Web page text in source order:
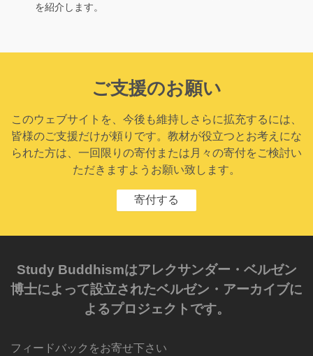
を紹介します。
ご支援のお願い
このウェブサイトを、今後も維持しさらに拡充するには、
皆様のご支援だけが頼りです。教材が役立つとお考えにな
られた方は、一回限りの寄付または月々の寄付をご検討い
ただきますようお願い致します。
寄付する
Study Buddhismはアレクサンダー・ベルゼン
博士によって設立されたベルゼン・アーカイブに
よるプロジェクトです。
フィードバックをお寄せ下さい